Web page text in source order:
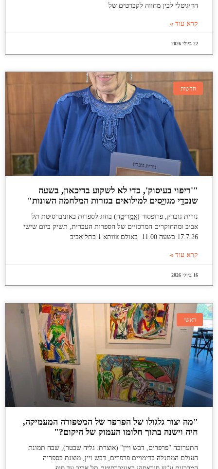
הדיגיטלי לבין מחווה לקברטים של
קרא עוד »
22 ביולי 2026
חדשות
"'ריפוי בעיסוק', כדי לא לשקוע בדיכאון, בשעה
שנכדַַי מגויָָסים למילואים בגזרות המלחמה השונות"
נורית גוֹברין, פרופסור (אֵֵמֵֵריטָָה) בחוג לספרות באוניברסיטת תל
אביב ומהחוקרים המרכזיים של הספרות העברית, תשיק ביום שישי
17.7.26 בשעה 11:00 באולם צוותא 1 בתל אביב
קרא עוד »
16 ביולי 2026
ראשי
"מה יצור גלגולו של הפרפר של המטפורה המעמיקה,
חיה וישנה בתוך חלומו העמוק של היקום?"
התערוכה "פרפרים, דבש ויין" (אוצרת: גליה שכטר), שבה תמונת
העולם המתגלה בדימויים פרפרים, דבש ויין, מוצגת בספריה